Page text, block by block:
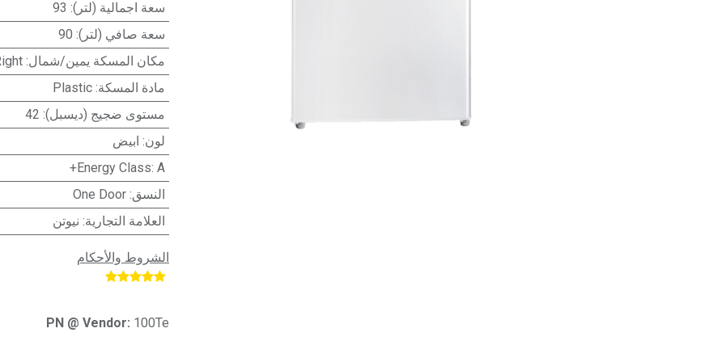
سعة اجمالية (لتر):
93
سعة صافي (لتر):
90
مكان المسكة يمين/شمال:
مادة المسكة:
Plastic
مستوى ضجيج (ديسبل):
42
لون: ابيض
Energy Class:A+
النسق:
One Door
العلامة التجارية: نيوتن
الشروط والأحكام
PN @ Vendor: 100Te